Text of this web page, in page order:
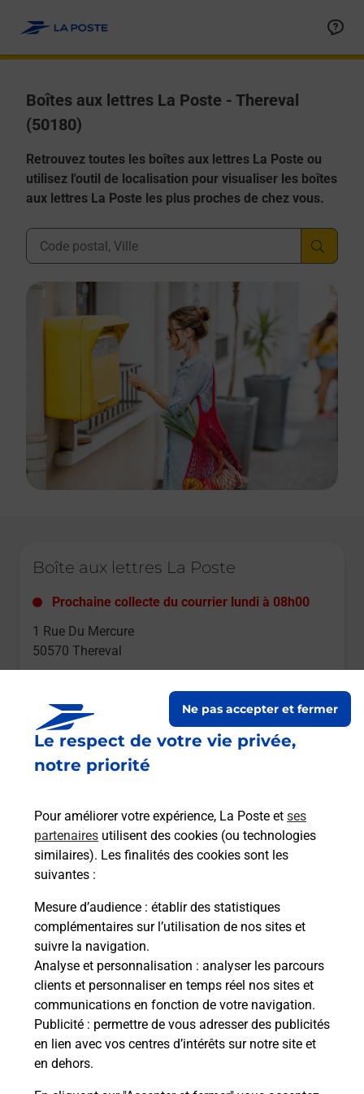
Le respect de votre vie privée,
notre priorité
Pour améliorer votre expérience, La Poste et ses
partenaires utilisent des cookies (ou technologies
similaires). Les finalités des cookies sont les
suivantes :
Mesure d’audience : établir des statistiques
complémentaires sur l’utilisation de nos sites et
suivre la navigation.
Analyse et personnalisation : analyser les parcours
clients et personnaliser en temps réel nos sites et
communications en fonction de votre navigation.
Publicité : permettre de vous adresser des publicités
en lien avec vos centres d’intérêts sur notre site et
en dehors.
Ne pas accepter et fermer
Boîtes aux lettres La Poste - Thereval
(50180)
Retrouvez toutes les boîtes aux lettres La Poste ou
utilisez l'outil de localisation pour visualiser les boîtes
aux lettres La Poste les plus proches de chez vous.
Ville, Département, Code Postal
Boîte aux lettres La Poste
Prochaine collecte du courrier lundi à 08h00
1 Rue Du Mercure
50570 Thereval
Boîte aux lettres La Poste
7 Rue De L Eglise
50180 Thereval
Le lien s'ouvre dans un nouvel onglet
Boîte aux lettres La Poste
Prochaine collecte du courrierlundià 08h00
13 Rue Saint Martin
50180 Thereval
Le lien s'ouvre dans un nouvel onglet